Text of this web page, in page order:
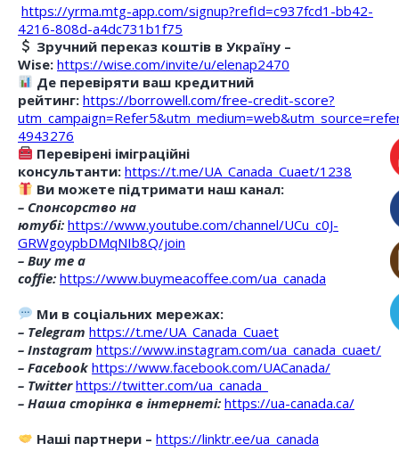
https://yrma.mtg-app.com/signup?refId=c937fcd1-bb42-
4216-808d-a4dc731b1f75
Зручний переказ коштів в Україну –
Wise: https://wise.com/invite/u/elenap2470
Де перевіряти ваш кредитний
рейтинг: https://borrowell.com/free-credit-score?
4943276
Перевірені іміграційні
консультанти: https://t.me/UA_Canada_Cuaet/1238
Ви можете підтримати наш канал:
– Спонсорство на
ютубі: https://www.youtube.com/channel/UCu_c0J-
GRWgoypbDMqNIb8Q/join
– Buy me a
coffie: https://www.buymeacoffee.com/ua_canada
Ми в соціальних мережах:
– Telegram https://t.me/UA_Canada_Cuaet
– Instagram https://www.instagram.com/ua_canada_cuaet/
– Facebook https://www.facebook.com/UACanada/
– Twitterhttps://twitter.com/ua_canada_
– Наша сторінка в інтернеті: https://ua-canada.ca/
Наші партнери – https://linktr.ee/ua_canada